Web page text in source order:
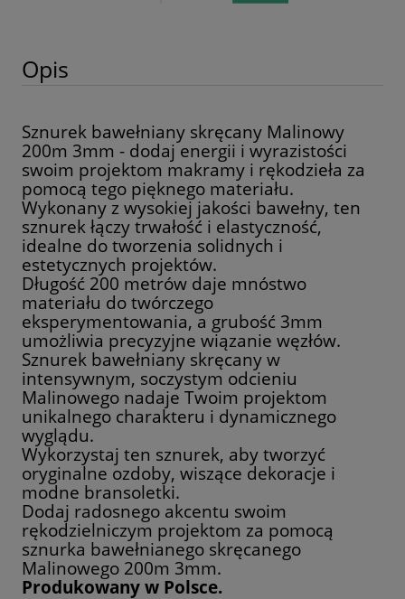
Opis
Sznurek bawełniany skręcany Malinowy
200m 3mm - dodaj energii i wyrazistości
swoim projektom makramy i rękodzieła za
pomocą tego pięknego materiału.
Wykonany z wysokiej jakości bawełny, ten
sznurek łączy trwałość i elastyczność,
idealne do tworzenia solidnych i
estetycznych projektów.
Długość 200 metrów daje mnóstwo
materiału do twórczego
eksperymentowania, a grubość 3mm
umożliwia precyzyjne wiązanie węzłów.
Sznurek bawełniany skręcany w
intensywnym, soczystym odcieniu
Malinowego nadaje Twoim projektom
unikalnego charakteru i dynamicznego
wyglądu.
Wykorzystaj ten sznurek, aby tworzyć
oryginalne ozdoby, wiszące dekoracje i
modne bransoletki.
Dodaj radosnego akcentu swoim
rękodzielniczym projektom za pomocą
sznurka bawełnianego skręcanego
Malinowego 200m 3mm.
Produkowany w Polsce.